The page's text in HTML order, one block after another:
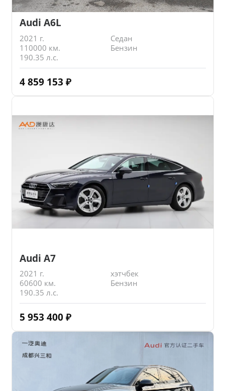
Audi A6L
2021 г.
Седан
110000 км.
Бензин
190.35 л.с.
4 859 153 ₽
Audi A7
2021 г.
хэтчбек
60600 км.
Бензин
190.35 л.с.
5 953 400 ₽